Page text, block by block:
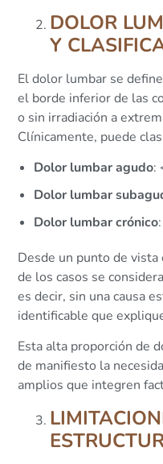
DOLOR
Y
El dolor lumbar se
el borde inferior de las
o sin irradiación a
Clínicamente, puede
Dolor lumbar agudo:
Dolor lumbar
Dolor lumbar crónico
Desde un punto de
de los casos se
es decir, sin una causa
identificable que
Esta alta proporción de
de manifiesto la
amplios que integren